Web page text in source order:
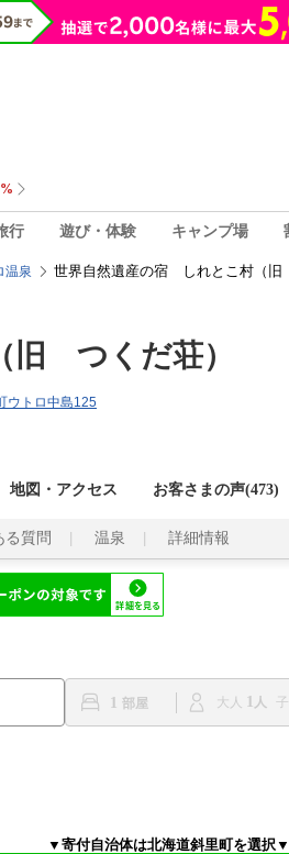
行 遊び・体験 キャンプ場
温泉 世界自然遺産の宿 しれとこ村（
旧 つくだ荘）
ウトロ中島125
地図・アクセス お客さまの声(473)
る質問 温泉 詳細情報
1 大人 1
▼寄付自治体は北海道斜里町を選択▼